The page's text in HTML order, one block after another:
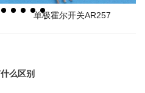
单极霍尔开关AR257
么区别